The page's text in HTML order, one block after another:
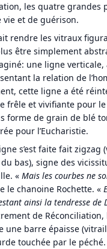
les quatre grandes
vie et de guérison.
rendre les vitraux
être simplement
une ligne verticale,
la relation de
cette ligne a été
frêle et vivifiante pour
forme de grain de blé
pour l’Eucharistie.
s’est faite fait zigzag
bas), signe des
« Mais les courbes ne
le chanoine Rochette. «
ainsi la tendresse de
de
une barre épaisse
touchée par le péché.